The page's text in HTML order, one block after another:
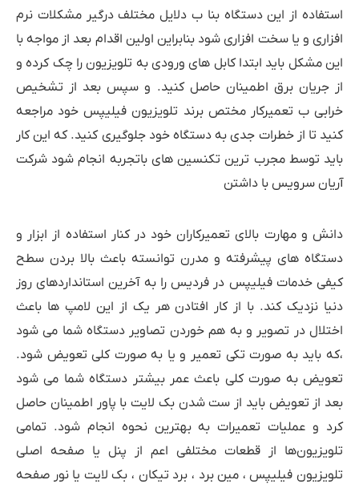
استفاده از این دستگاه بنا ب دلایل مختلف درگیر مشکلات نرم
افزاری و یا سخت افزاری شود بنابراین اولین اقدام بعد از مواجه با
این مشکل باید ابتدا کابل های ورودی به تلویزیون را چک کرده و
از جریان برق اطمینان حاصل کنید. و سپس بعد از تشخیص
خرابی ب تعمیرکار مختص برند تلویزیون فیلیپس خود مراجعه
کنید تا از خطرات جدی به دستگاه خود جلوگیری کنید. که این کار
باید توسط مجرب ترین تکنسین های باتجربه انجام شود شرکت
آریان سرویس با داشتن
دانش و مهارت بالای تعمیرکاران خود در کنار استفاده از ابزار و
دستگاه های پیشرفته و مدرن توانسته باعث بالا بردن سطح
کیفی خدمات فیلیپس در فردیس را به آخرین استانداردهای روز
دنیا نزدیک کند. با از کار افتادن هر یک از این لامپ ها باعث
اختلال در تصویر و به هم خوردن تصاویر دستگاه شما می شود
،که باید به صورت تکی تعمیر و یا به صورت کلی تعویض شود.
تعویض به صورت کلی باعث عمر بیشتر دستگاه شما می شود
بعد از تعویض باید از ست شدن بک لایت با پاور اطمینان حاصل
کرد و عملیات تعمیرات به بهترین نحوه انجام شود. تمامی
تلویزیون‌ها از قطعات مختلفی اعم از پنل یا صفحه اصلی
تلویزیون فیلیپس ، مین برد ، برد تیکان ، بک لایت یا نور صفحه